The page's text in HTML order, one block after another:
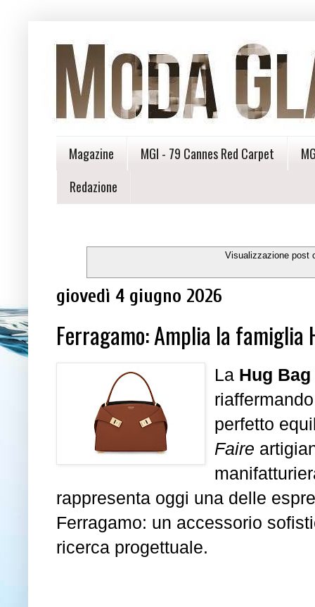
Magazine MGI - 79 Cannes Red Carpet
Redazione
Visualizzazione post
giovedì 4 giugno 2026
Ferragamo: Amplia la famiglia
La Hug Bag
perfetto
Faire
rappresenta oggi una delle
Ferragamo: un accessorio
ricerca progettuale.